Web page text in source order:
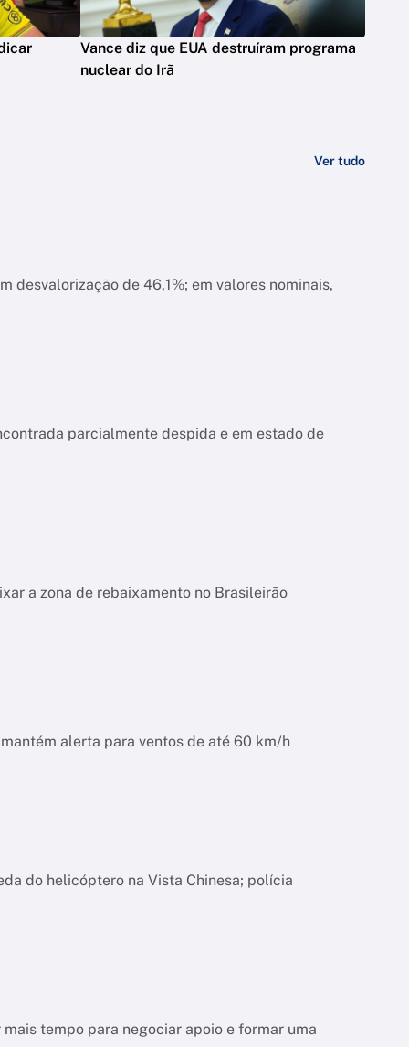
Vance diz que EUA destruíram programa
nuclear do Irã
Ver tudo
desvalorização de 46,1%; em valores nominais,
parcialmente despida e em estado de
a zona de rebaixamento no Brasileirão
alerta para ventos de até 60 km/h
do helicóptero na Vista Chinesa; polícia
tempo para negociar apoio e formar uma